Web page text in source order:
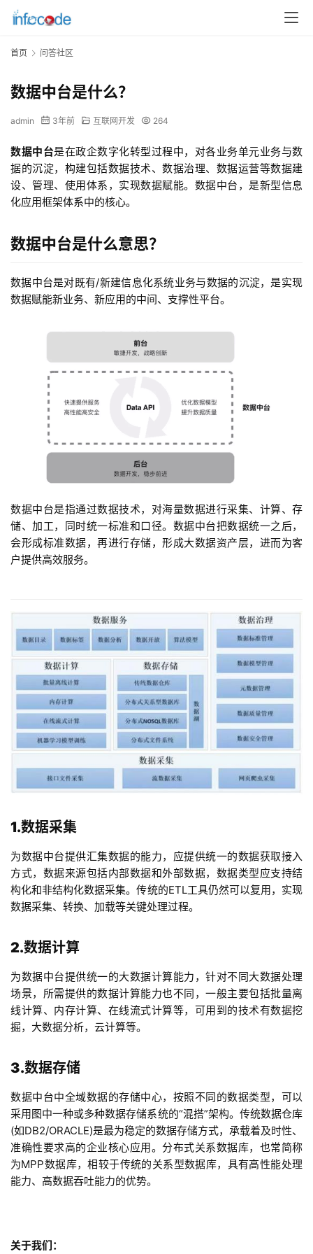
首
关
于
例
服
务
H
5
首页 问答社区
数据中台是什么？
admin 3年前 互联网开发 264
数据中台是在政企数字化转型过程中，对各业务单元业务与数
据的沉淀，构建包括数据技术、数据治理、数据运营等数据建
设、管理、使用体系，实现数据赋能。数据中台，是新型信息
化应用框架体系中的核心。
数据中台是什么意思？
数据中台是对既有/新建信息化系统业务与数据的沉淀，是实现
数据赋能新业务、新应用的中间、支撑性平台。
数据中台是指通过数据技术，对海量数据进行采集、计算、存
储、加工，同时统一标准和口径。数据中台把数据统一之后，
会形成标准数据，再进行存储，形成大数据资产层，进而为客
户提供高效服务。
1.数据采集
为数据中台提供汇集数据的能力，应提供统一的数据获取接入
方式，数据来源包括内部数据和外部数据，数据类型应支持结
构化和非结构化数据采集。传统的ETL工具仍然可以复用，实现
数据采集、转换、加载等关键处理过程。
2.数据计算
为数据中台提供统一的大数据计算能力，针对不同大数据处理
场景，所需提供的数据计算能力也不同，一般主要包括批量离
线计算、内存计算、在线流式计算等，可用到的技术有数据挖
掘，大数据分析，云计算等。
3.数据存储
数据中台中全域数据的存储中心，按照不同的数据类型，可以
采用图中一种或多种数据存储系统的“混搭”架构。传统数据仓库
(如DB2/ORACLE)是最为稳定的数据存储方式，承载着及时性、
准确性要求高的企业核心应用。分布式关系数据库，也常简称
为MPP数据库，相较于传统的关系型数据库，具有高性能处理
能力、高数据吞吐能力的优势。
关于我们：